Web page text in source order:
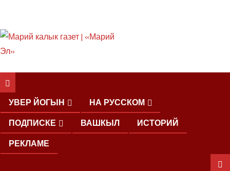
УВЕР ЙОГЫН
НА РУССКОМ
ПОДПИСКЕ
ВАШКЫЛ
ИСТОРИЙ
РЕКЛАМЕ